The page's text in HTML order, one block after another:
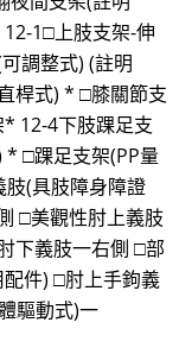
1□上肢支架-伸
調整式) (註明
桿式) * □膝關節支
12-4下肢踝足支
* □踝足支架(PP量
(具肢障身障證
□美觀性肘上義肢
下義肢一右側 □部
件) □肘上手鉤義
驅動式)一